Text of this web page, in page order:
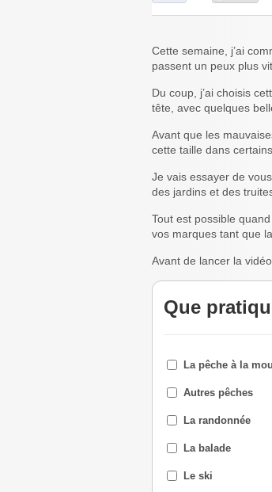
Cette semaine, j’ai
passent un peux plus
Du coup, j’ai choisis
tête, avec quelques
Avant que les
cette taille dans
Je vais essayer de
des jardins et des
Tout est possible
vos marques tant que
Avant de lancer la
Que
La pêche à la
Autres pêches
La randonnée
La balade
Le ski